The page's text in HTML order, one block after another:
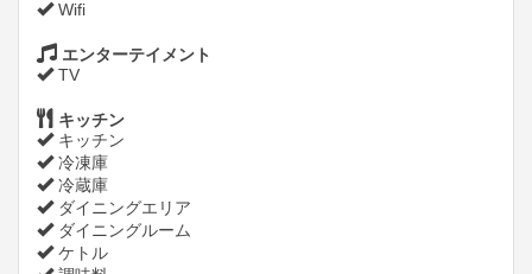
Wifi
エンターテイメント
TV
キッチン
キッチン
冷凍庫
冷蔵庫
ダイニングエリア
ダイニングルーム
ケトル